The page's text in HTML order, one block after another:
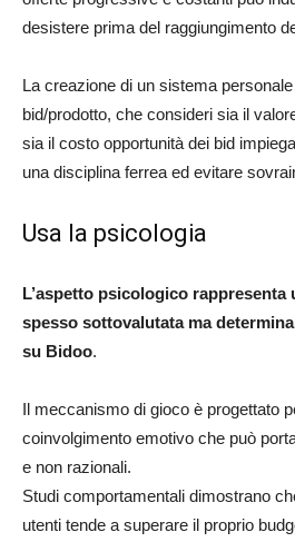
desistere prima del raggiungimento
La creazione di un sistema
bid/prodotto, che consideri sia il
sia il costo opportunità dei bid
una disciplina ferrea ed evitare
Usa la psicologia
L’aspetto psicologico rappresenta
spesso sottovalutata ma
su Bidoo.
Il meccanismo di gioco è progettato
coinvolgimento emotivo che può
e non razionali.
Studi comportamentali dimostrano
utenti tende a superare il proprio